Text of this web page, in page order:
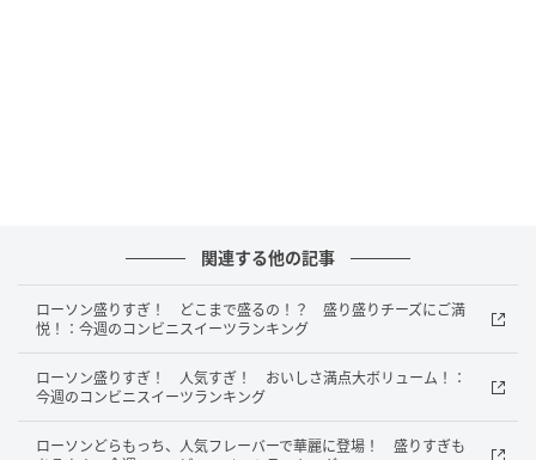
もぐナビニュース
関連する他の記事
ローソン盛りすぎ！ どこまで盛るの！？ 盛り盛りチーズにご満
悦！：今週のコンビニスイーツランキング
ローソン盛りすぎ！ 人気すぎ！ おいしさ満点大ボリューム！：
今週のコンビニスイーツランキング
ローソンどらもっち、人気フレーバーで華麗に登場！ 盛りすぎも